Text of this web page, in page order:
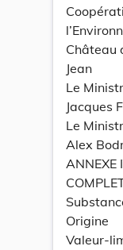
Château
Jean
Le
Jacques
Le
Alex
ANNEXE
Origine
Valeur-